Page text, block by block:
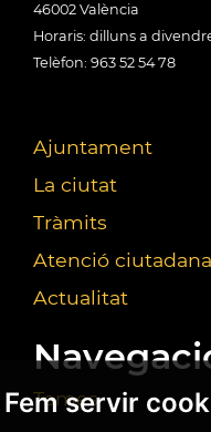
Fem servir
46002 València
Horaris: dilluns a
Telèfon: 963 52 54 78
Ajuntament
La ciutat
Tràmits
Atenció ciutadana
Actualitat
Temes